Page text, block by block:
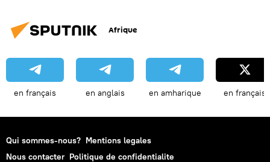
Afrique
en français en anglais en amharique en français
Qui sommes-nous? Mentions legales
Nous contacter Politique de confidentialite